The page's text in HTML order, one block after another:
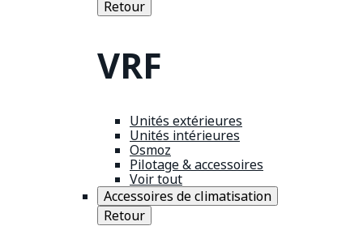
Retour
VRF
Unités extérieures
Unités intérieures
Osmoz
Pilotage & accessoires
Voir tout
Accessoires de climatisation
Retour